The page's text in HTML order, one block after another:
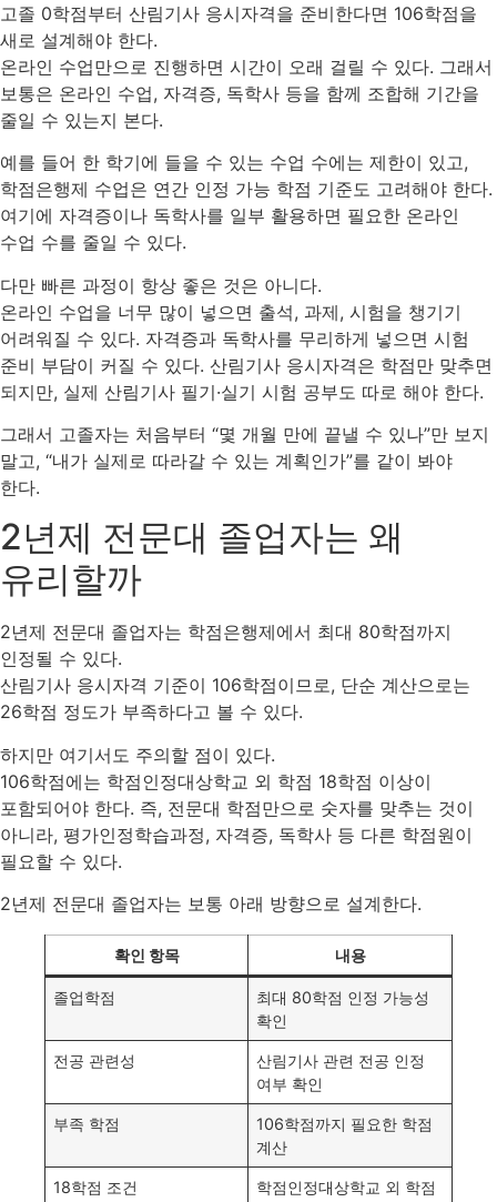
고졸 0학점부터 산림기사 응시자격을 준비한다면 106학점을
새로 설계해야 한다.
온라인 수업만으로 진행하면 시간이 오래 걸릴 수 있다. 그래서
보통은 온라인 수업, 자격증, 독학사 등을 함께 조합해 기간을
줄일 수 있는지 본다.
예를 들어 한 학기에 들을 수 있는 수업 수에는 제한이 있고,
학점은행제 수업은 연간 인정 가능 학점 기준도 고려해야 한다.
여기에 자격증이나 독학사를 일부 활용하면 필요한 온라인
수업 수를 줄일 수 있다.
다만 빠른 과정이 항상 좋은 것은 아니다.
온라인 수업을 너무 많이 넣으면 출석, 과제, 시험을 챙기기
어려워질 수 있다. 자격증과 독학사를 무리하게 넣으면 시험
준비 부담이 커질 수 있다. 산림기사 응시자격은 학점만 맞추면
되지만, 실제 산림기사 필기·실기 시험 공부도 따로 해야 한다.
그래서 고졸자는 처음부터 “몇 개월 만에 끝낼 수 있나”만 보지
말고, “내가 실제로 따라갈 수 있는 계획인가”를 같이 봐야
한다.
2년제 전문대 졸업자는 왜
유리할까
2년제 전문대 졸업자는 학점은행제에서 최대 80학점까지
인정될 수 있다.
산림기사 응시자격 기준이 106학점이므로, 단순 계산으로는
26학점 정도가 부족하다고 볼 수 있다.
하지만 여기서도 주의할 점이 있다.
106학점에는 학점인정대상학교 외 학점 18학점 이상이
포함되어야 한다. 즉, 전문대 학점만으로 숫자를 맞추는 것이
아니라, 평가인정학습과정, 자격증, 독학사 등 다른 학점원이
필요할 수 있다.
2년제 전문대 졸업자는 보통 아래 방향으로 설계한다.
확인 항목 내용
졸업학점
최대 80학점 인정 가능성
확인
전공 관련성
산림기사 관련 전공 인정
여부 확인
부족 학점
106학점까지 필요한 학점
계산
18학점 조건
학점인정대상학교 외 학점